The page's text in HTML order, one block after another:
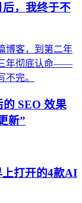
，我终于不
博客，到第二年
年彻底认命——
完。
SEO 效果
新”
打开的4款AI